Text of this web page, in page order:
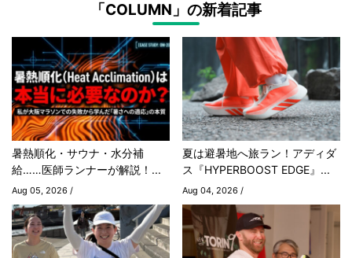
「COLUMN」の新着記事
暑熱順化・サウナ・水分補
給……医師ランナーが解説！...
Aug 05, 2026 /
夏は避暑地へ旅ラン！アディダ
ス『HYPERBOOST EDGE』...
Aug 04, 2026 /